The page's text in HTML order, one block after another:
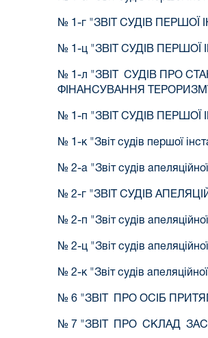
№ 1-г "ЗВІТ СУДІВ
№ 1-ц "ЗВІТ СУДІВ
№ 1-л "ЗВІТ СУДІВ ПРО
ФІНАНСУВАННЯ
№ 1-п "ЗВІТ СУДІВ
№ 1-к "Звіт судів першої
№ 2-а "Звіт судів
№ 2-г "ЗВІТ СУДІВ
№ 2-п "Звіт судів
№ 2-ц "Звіт судів
№ 2-к "Звіт судів
№ 6 "ЗВІТ ПРО ОСІБ
№ 7 "ЗВІТ ПРО СКЛАД